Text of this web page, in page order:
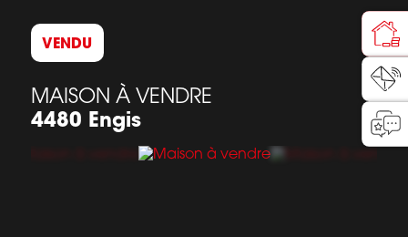
VENDU
MAISON À VENDRE
4480 Engis